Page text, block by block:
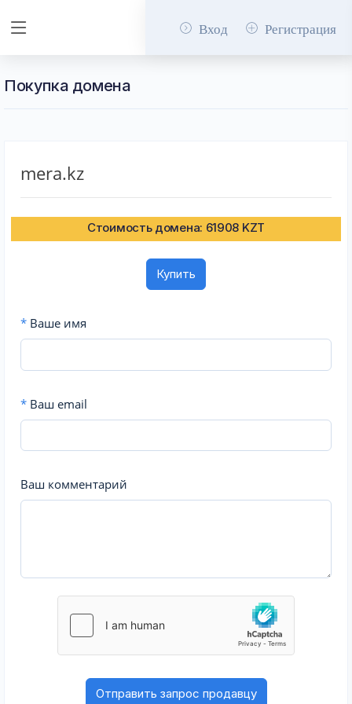
Вход Регистрация
Покупка домена
mera.kz
Стоимость домена: 61908 KZT
Купить
* Ваше имя
* Ваш email
Ваш комментарий